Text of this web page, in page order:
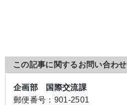
この記事に関するお問い合わせ
企画部 国際交流課
郵便番号： 901-2501